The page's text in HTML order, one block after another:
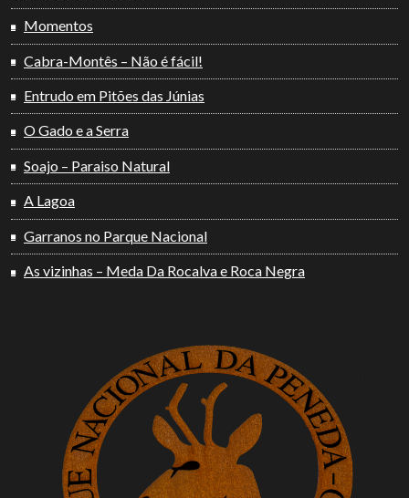
Momentos
Cabra-Montês – Não é fácil!
Entrudo em Pitões das Júnias
O Gado e a Serra
Soajo – Paraiso Natural
A Lagoa
Garranos no Parque Nacional
As vizinhas – Meda Da Rocalva e Roca Negra